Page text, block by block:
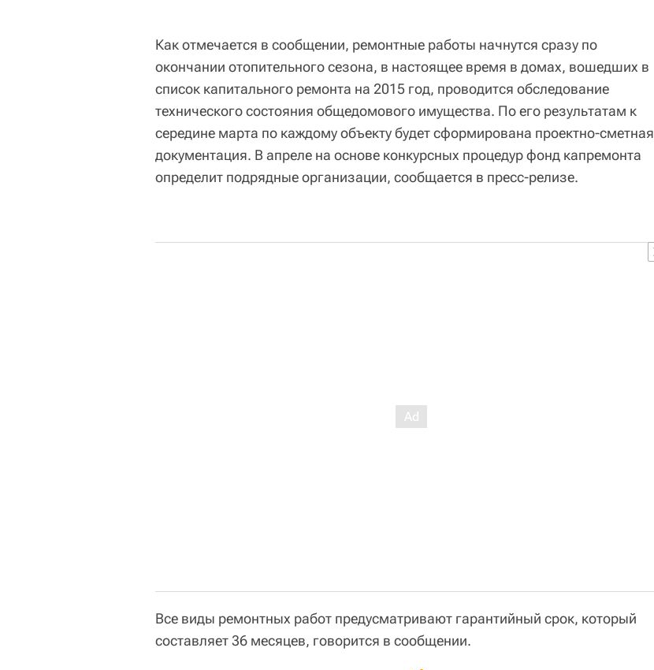
Как отмечается в сообщении, ремонтные работы начнутся сразу по
окончании отопительного сезона, в настоящее время в домах, вошедших в
список капитального ремонта на 2015 год, проводится обследование
технического состояния общедомового имущества. По его результатам к
середине марта по каждому объекту будет сформирована проектно-сметная
документация. В апреле на основе конкурсных процедур фонд капремонта
определит подрядные организации, сообщается в пресс-релизе.
Все виды ремонтных работ предусматривают гарантийный срок, который
составляет 36 месяцев, говорится в сообщении.